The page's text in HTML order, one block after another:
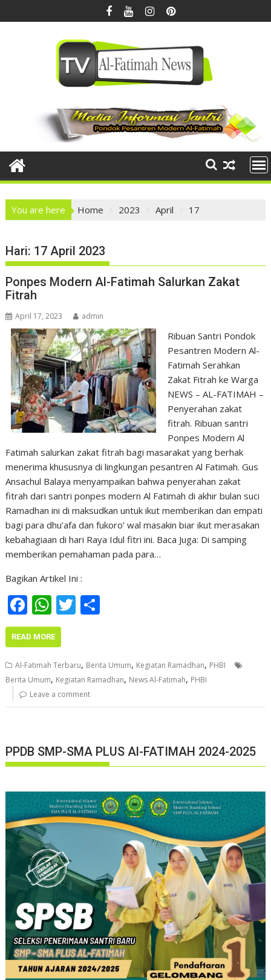
to
You are here Home 2023 April 17
Hari: 17 April 2023
Ponpes Modern Al-Fatimah Salurkan Zakat
Fitrah
April 17, 2023 admin
Ribuan Santri Pondok
Pesantren Modern Al-
Fatimah Serahkan
Zakat Fitrah ke Warga
NEWS – AL-FATIMAH –
Penyerahan zakat
fitrah. Ribuan santri
Ponpes Modern Al
Fatimah salurkan zakat fitrah bagi masarakat yang berhak
menerima khususnya di lingkungan pesantren Al Fatimah. Gus
Ansachul Balaya menyampaikan bahwa penyerahan zakat
fitrah dari santri ponpes modern Al Fatimah di akhir bulan suci
Ramadhan ini di maksudkan untuk ikut memberikan dan empati
bagi para dhu’afa dan fukoro’ wal masakin biar ikut merasakan
kebahagiaan di hari Raya Idul fitri ini. Baca Juga: Di samping
memberikan pemahaman pada para…
Bagikan Artikel Ini :
F
ac
e
b
o
o
W
h
at
s
A
p
T
er e
READ MORE
Al-Fatimah Terbaru, Berita Umum, Kegiatan Ramadhan, PHBI
Berita Umum, Kegiatan Ramadhan, News Al-Fatimah, PHBI
Leave a comment
PPDB SMP-SMA PLUS Al-FATIMAH 2024-2025